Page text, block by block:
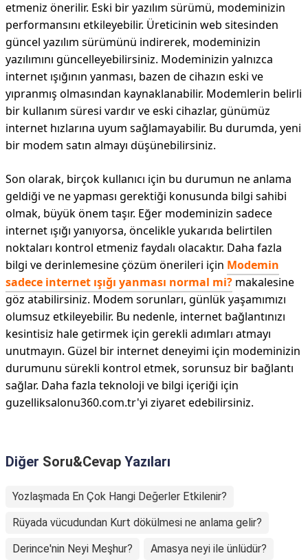
etmeniz önerilir. Eski bir yazılım sürümü, modeminizin
performansını etkileyebilir. Üreticinin web sitesinden
güncel yazılım sürümünü indirerek, modeminizin
yazılımını güncelleyebilirsiniz. Modeminizin yalnızca
internet ışığının yanması, bazen de cihazın eski ve
yıpranmış olmasından kaynaklanabilir. Modemlerin belirli
bir kullanım süresi vardır ve eski cihazlar, günümüz
internet hızlarına uyum sağlamayabilir. Bu durumda, yeni
bir modem satın almayı düşünebilirsiniz.
Son olarak, birçok kullanıcı için bu durumun ne anlama
geldiği ve ne yapması gerektiği konusunda bilgi sahibi
olmak, büyük önem taşır. Eğer modeminizin sadece
internet ışığı yanıyorsa, öncelikle yukarıda belirtilen
noktaları kontrol etmeniz faydalı olacaktır. Daha fazla
bilgi ve derinlemesine çözüm önerileri için Modemin
sadece internet ışığı yanması normal mi? makalesine
göz atabilirsiniz. Modem sorunları, günlük yaşamımızı
olumsuz etkileyebilir. Bu nedenle, internet bağlantınızı
kesintisiz hale getirmek için gerekli adımları atmayı
unutmayın. Güzel bir internet deneyimi için modeminizin
durumunu sürekli kontrol etmek, sorunsuz bir bağlantı
sağlar. Daha fazla teknoloji ve bilgi içeriği için
guzelliksalonu360.com.tr'yi ziyaret edebilirsiniz.
Diğer Soru&Cevap Yazıları
Yozlaşmada En Çok Hangi Değerler Etkilenir?
Rüyada vücudundan Kurt dökülmesi ne anlama gelir?
Derince'nin Neyi Meşhur?
Amasya neyi ile ünlüdür?